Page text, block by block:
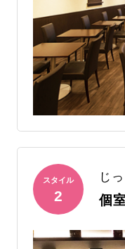
スタイル
2
じ
個